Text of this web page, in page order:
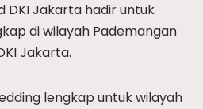
DKI Jakarta hadir untuk
di wilayah Pademangan
Jakarta.
lengkap untuk wilayah